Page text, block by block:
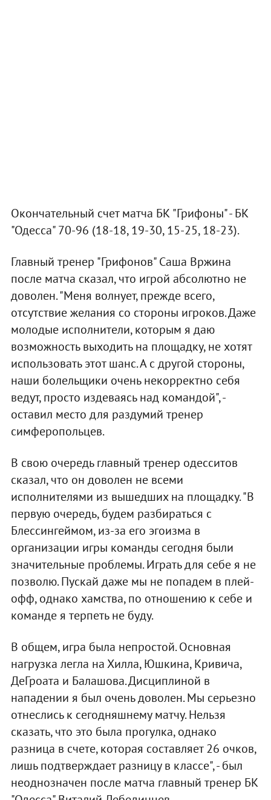
Окончательный счет матча БК "Грифоны" - БК
"Одесса" 70-96 (18-18, 19-30, 15-25, 18-23).
Главный тренер "Грифонов" Саша Вржина
после матча сказал, что игрой абсолютно не
доволен. "Меня волнует, прежде всего,
отсутствие желания со стороны игроков. Даже
молодые исполнители, которым я даю
возможность выходить на площадку, не хотят
использовать этот шанс. А с другой стороны,
наши болельщики очень некорректно себя
ведут, просто издеваясь над командой", -
оставил место для раздумий тренер
симферопольцев.
В свою очередь главный тренер одесситов
сказал, что он доволен не всеми
исполнителями из вышедших на площадку. "В
первую очередь, будем разбираться с
Блессингеймом, из-за его эгоизма в
организации игры команды сегодня были
значительные проблемы. Играть для себе я не
позволю. Пускай даже мы не попадем в плей-
офф, однако хамства, по отношению к себе и
команде я терпеть не буду.
В общем, игра была непростой. Основная
нагрузка легла на Хилла, Юшкина, Кривича,
ДеГроата и Балашова. Дисциплиной в
нападении я был очень доволен. Мы серьезно
отнеслись к сегодняшнему матчу. Нельзя
сказать, что это была прогулка, однако
разница в счете, которая составляет 26 очков,
лишь подтверждает разницу в классе", - был
неоднозначен после матча главный тренер БК